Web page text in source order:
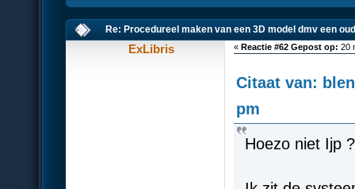
Re: Procedureel maken van een 3D model dmv een
ExLibris «Reactie #62 Gepost op: 20
Citaat van:
pm
Hoezo niet Ijp ?